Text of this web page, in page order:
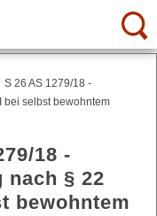
S 26 AS 1279/18 -
bei selbst bewohntem
18 -
nach § 22
bewohntem